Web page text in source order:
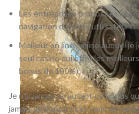
Les entreprises proposées ici
navigation d’autres utilisateurs.
Meilleur on line casino auquel je
seul casino qui offre les
bonus de 100%).
Je n’ai jamais eu autant de bonus
jamais de bonus. ( Les